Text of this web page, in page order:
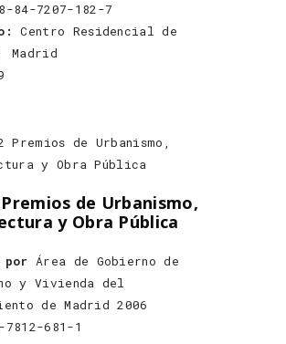
84-7207-182-7
Centro Residencial de
Madrid
de Urbanismo,
y Obra Pública
por Área de Gobierno de
y Vivienda del
de Madrid 2006
7812-681-1